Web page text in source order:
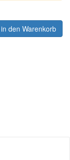
in den Warenkorb